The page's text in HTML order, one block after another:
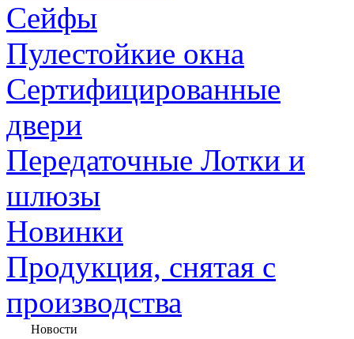
Сейфы
Пулестойкие окна
Сертифицированные
двери
Передаточные Лотки и
шлюзы
Новинки
Продукция, снятая с
производства
Новости